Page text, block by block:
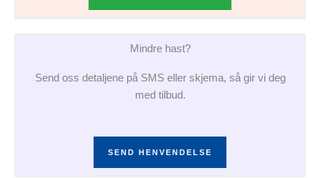
Mindre hast?
Send oss detaljene på SMS eller skjema, så gir vi deg
med tilbud.
SEND HENVENDELSE